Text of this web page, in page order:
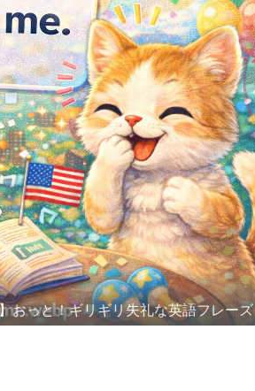
おっと！ギリギリ失礼な英語フレーズ